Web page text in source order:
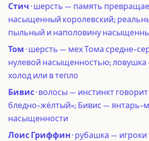
Стич · шерсть — память
насыщенный королевский;
пыльный и наполовину
Том · шерсть — мех Тома средне-
нулевой насыщенностью;
холод или в тепло
Бивис· волосы — инстинкт
бледно-жёлтый»; Бивис — янтарь-
насыщенности
Лоис Гриффин · рубашка — игроки